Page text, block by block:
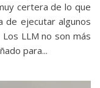
certera de lo que
de ejecutar algunos
LLM no son más
para...